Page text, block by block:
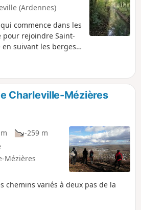
(Ardennes)
commence dans les
pour rejoindre Saint-
suivant les berges
moulins à eau.
Charleville-Mézières
-259 m
Mézières
chemins variés à deux pas de la